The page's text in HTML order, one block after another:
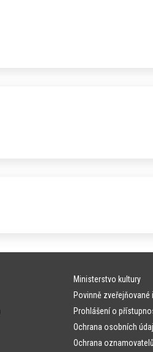
Ministerstvo kultury
Povinně
Prohlášení o
Ochrana osobních
Ochrana oznamovatelů